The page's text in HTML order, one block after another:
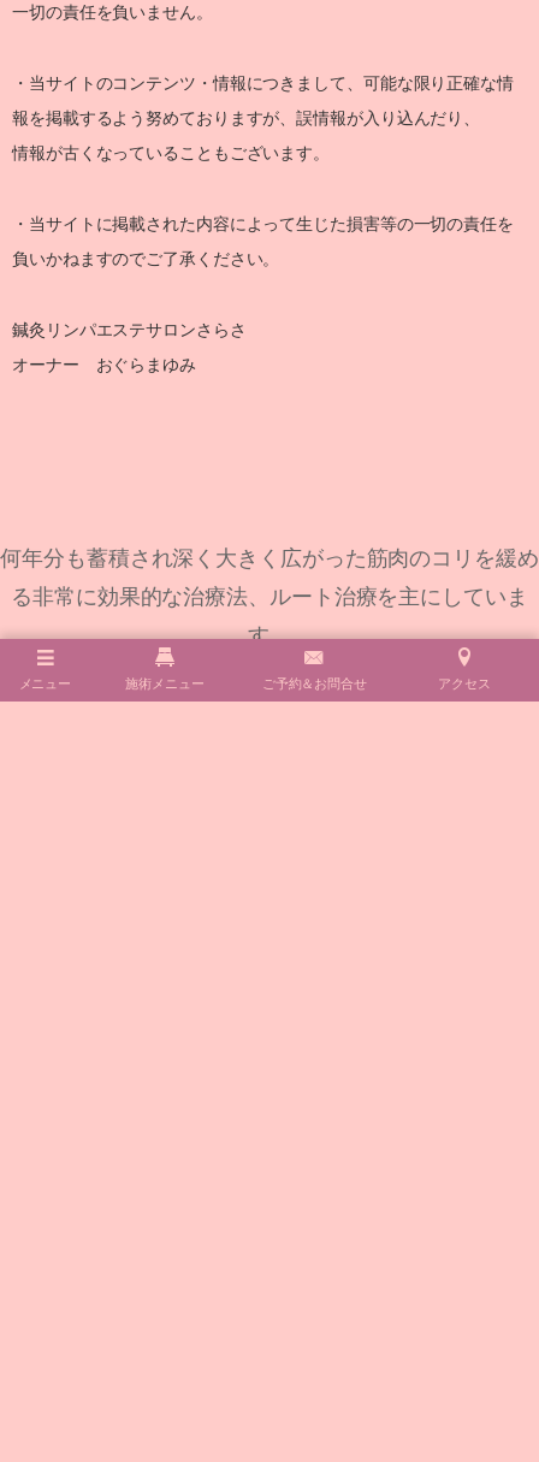
一切の責任を負いません。
・当サイトのコンテンツ・情報につきまして、可能な限り正確な情
報を掲載するよう努めておりますが、誤情報が入り込んだり、
情報が古くなっていることもございます。
・当サイトに掲載された内容によって生じた損害等の一切の責任を
負いかねますのでご了承ください。
鍼灸リンパエステサロンさらさ
オーナー おぐらまゆみ
何年分も蓄積され深く大きく広がった筋肉のコリを緩め
る非常に効果的な治療法、ルート治療を主にしていま
す。
ご来店される方が少しでも健康で元気に美しく、心軽
メニュー 施術メニュー ご予約＆お問合せ アクセス